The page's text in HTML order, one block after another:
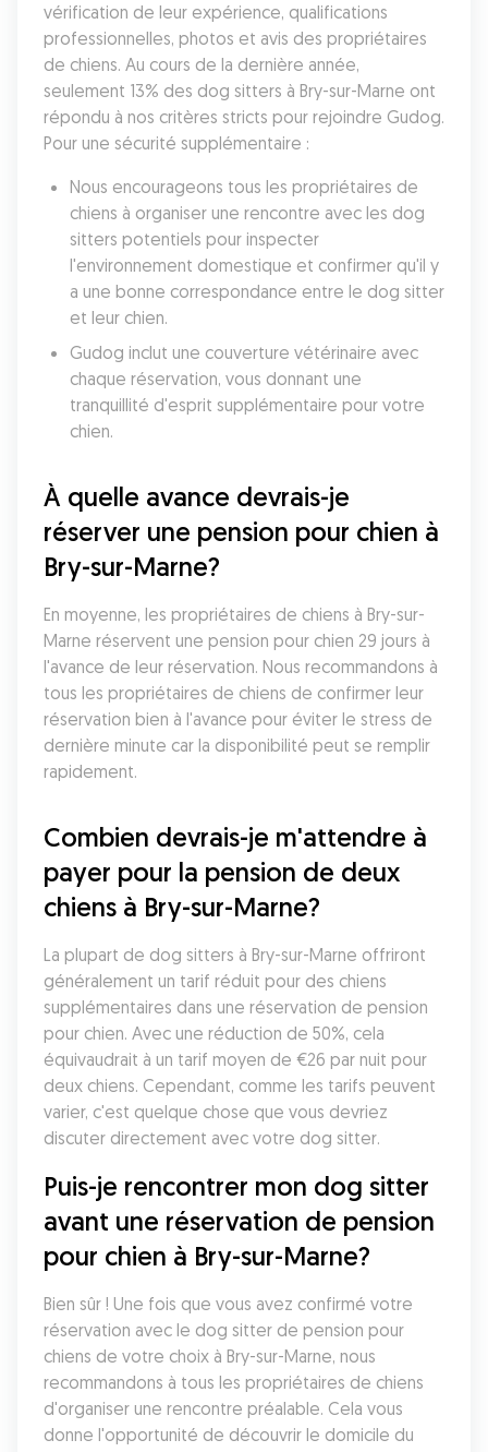
vérification de leur expérience, qualifications
professionnelles, photos et avis des propriétaires
de chiens. Au cours de la dernière année,
seulement 13% des dog sitters à Bry-sur-Marne ont
répondu à nos critères stricts pour rejoindre Gudog.
Pour une sécurité supplémentaire :
Nous encourageons tous les propriétaires de
chiens à organiser une rencontre avec les dog
sitters potentiels pour inspecter
l'environnement domestique et confirmer qu'il y
a une bonne correspondance entre le dog sitter
et leur chien.
Gudog inclut une couverture vétérinaire avec
chaque réservation, vous donnant une
tranquillité d'esprit supplémentaire pour votre
chien.
À quelle avance devrais-je
réserver une pension pour chien à
Bry-sur-Marne?
En moyenne, les propriétaires de chiens à Bry-sur-
Marne réservent une pension pour chien 29 jours à
l'avance de leur réservation. Nous recommandons à
tous les propriétaires de chiens de confirmer leur
réservation bien à l'avance pour éviter le stress de
dernière minute car la disponibilité peut se remplir
rapidement.
Combien devrais-je m'attendre à
payer pour la pension de deux
chiens à Bry-sur-Marne?
La plupart de dog sitters à Bry-sur-Marne offriront
généralement un tarif réduit pour des chiens
supplémentaires dans une réservation de pension
pour chien. Avec une réduction de 50%, cela
équivaudrait à un tarif moyen de €26 par nuit pour
deux chiens. Cependant, comme les tarifs peuvent
varier, c'est quelque chose que vous devriez
discuter directement avec votre dog sitter.
Puis-je rencontrer mon dog sitter
avant une réservation de pension
pour chien à Bry-sur-Marne?
Bien sûr ! Une fois que vous avez confirmé votre
réservation avec le dog sitter de pension pour
chiens de votre choix à Bry-sur-Marne, nous
recommandons à tous les propriétaires de chiens
d'organiser une rencontre préalable. Cela vous
donne l'opportunité de découvrir le domicile du